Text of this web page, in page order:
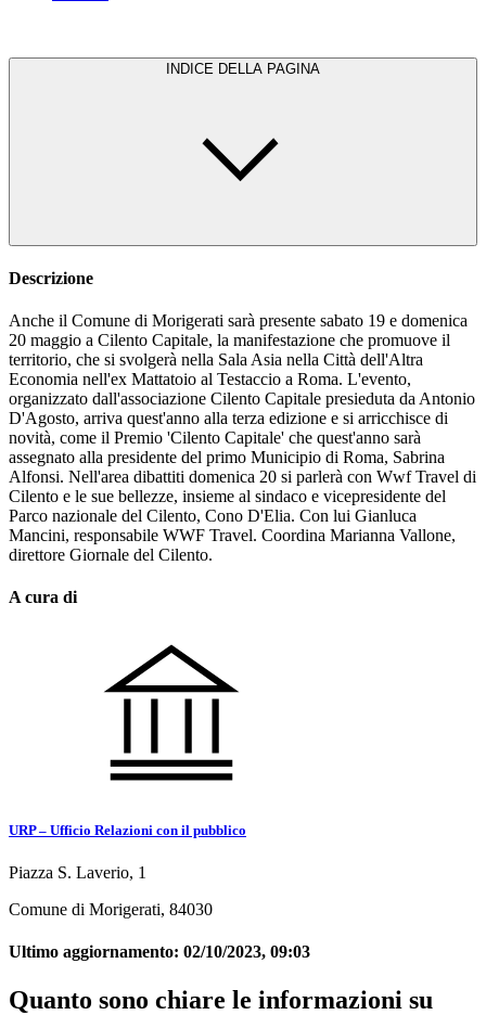
INDICE DELLA PAGINA
Descrizione
Anche il Comune di Morigerati sarà presente sabato 19 e domenica
20 maggio a Cilento Capitale, la manifestazione che promuove il
territorio, che si svolgerà nella Sala Asia nella Città dell'Altra
Economia nell'ex Mattatoio al Testaccio a Roma. L'evento,
organizzato dall'associazione Cilento Capitale presieduta da Antonio
D'Agosto, arriva quest'anno alla terza edizione e si arricchisce di
novità, come il Premio 'Cilento Capitale' che quest'anno sarà
assegnato alla presidente del primo Municipio di Roma, Sabrina
Alfonsi. Nell'area dibattiti domenica 20 si parlerà con Wwf Travel di
Cilento e le sue bellezze, insieme al sindaco e vicepresidente del
Parco nazionale del Cilento, Cono D'Elia. Con lui Gianluca
Mancini, responsabile WWF Travel. Coordina Marianna Vallone,
direttore Giornale del Cilento.
A cura di
URP – Ufficio Relazioni con il pubblico
Piazza S. Laverio, 1
Comune di Morigerati, 84030
Ultimo aggiornamento: 02/10/2023, 09:03
Quanto sono chiare le informazioni su